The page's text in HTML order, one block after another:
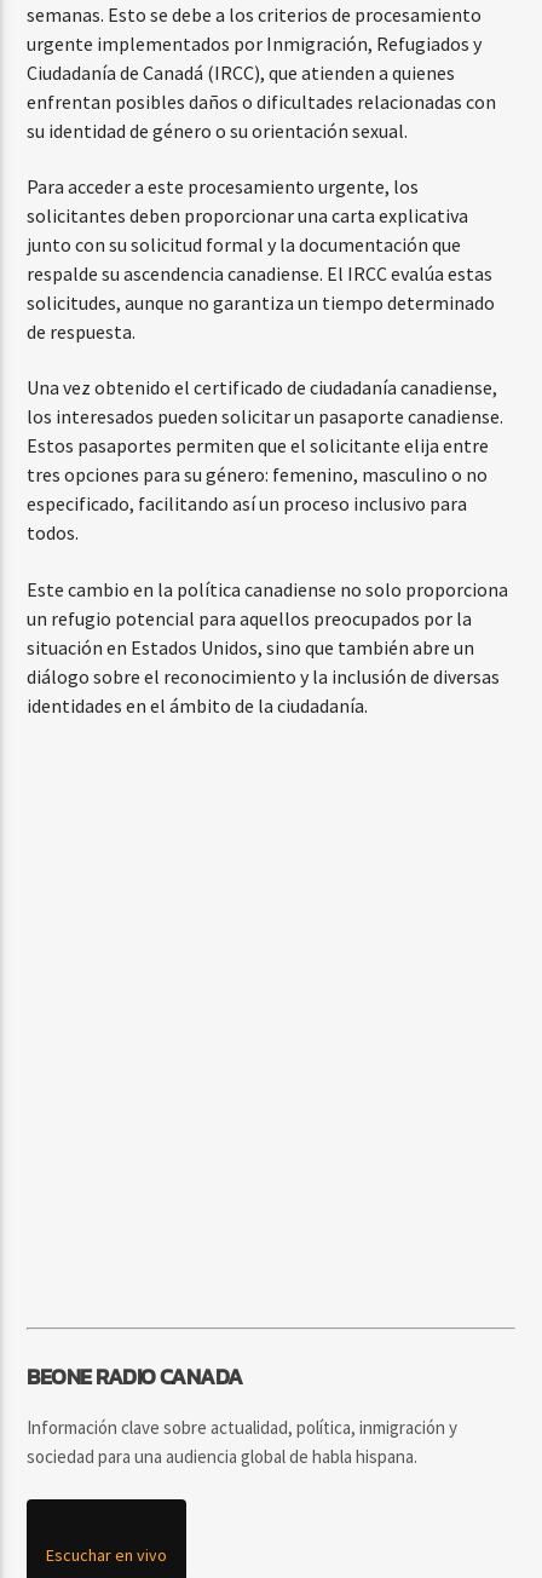
semanas. Esto se debe a los criterios de procesamiento
urgente implementados por Inmigración, Refugiados y
Ciudadanía de Canadá (IRCC), que atienden a quienes
enfrentan posibles daños o dificultades relacionadas con
su identidad de género o su orientación sexual.
Para acceder a este procesamiento urgente, los
solicitantes deben proporcionar una carta explicativa
junto con su solicitud formal y la documentación que
respalde su ascendencia canadiense. El IRCC evalúa estas
solicitudes, aunque no garantiza un tiempo determinado
de respuesta.
Una vez obtenido el certificado de ciudadanía canadiense,
los interesados pueden solicitar un pasaporte canadiense.
Estos pasaportes permiten que el solicitante elija entre
tres opciones para su género: femenino, masculino o no
especificado, facilitando así un proceso inclusivo para
todos.
Este cambio en la política canadiense no solo proporciona
un refugio potencial para aquellos preocupados por la
situación en Estados Unidos, sino que también abre un
diálogo sobre el reconocimiento y la inclusión de diversas
identidades en el ámbito de la ciudadanía.
BEONE RADIO CANADA
Información clave sobre actualidad, política, inmigración y
sociedad para una audiencia global de habla hispana.
Escuchar en vivo